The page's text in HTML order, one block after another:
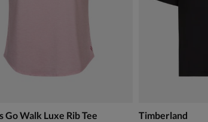
Go Walk Luxe Rib Tee Timberland